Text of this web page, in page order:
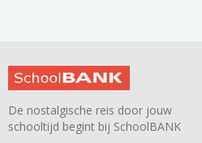
De nostalgische reis door jouw
schooltijd begint bij SchoolBANK